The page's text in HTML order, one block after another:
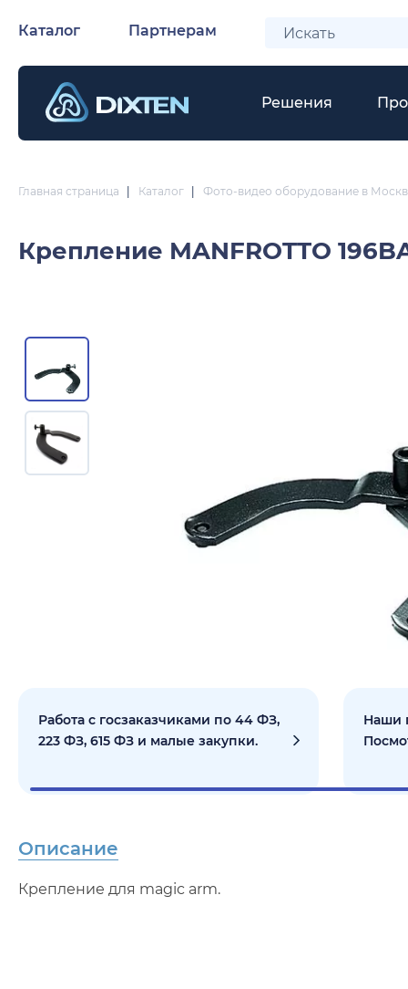
Каталог Партнерам
Решения
Главная страница Каталог Фото-видео оборудование в
Крепление MANFROTTO
Работа с госзаказчиками по 44 ФЗ,
223 ФЗ, 615 ФЗ и малые закупки.
Наши
Описание
Крепление для magic arm.